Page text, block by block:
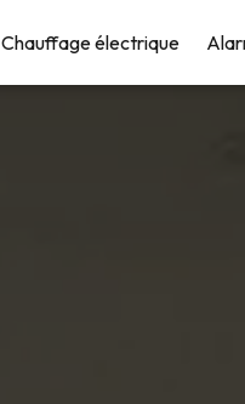
Chauffage électrique